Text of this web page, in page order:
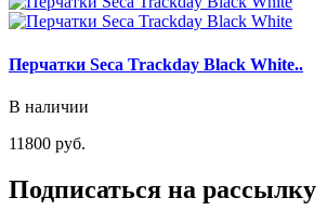
Перчатки Seca Trackday Black White..
В наличии
11800 руб.
Подписаться на рассылку